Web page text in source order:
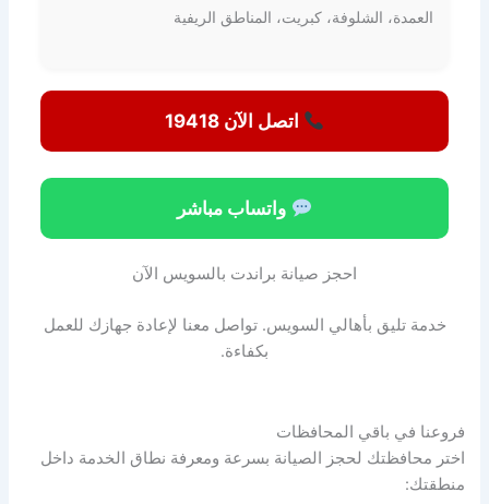
العمدة، الشلوفة، كبريت، المناطق الريفية
اتصل الآن 19418
واتساب مباشر
احجز صيانة براندت بالسويس الآن
خدمة تليق بأهالي السويس. تواصل معنا لإعادة جهازك للعمل
بكفاءة.
فروعنا في باقي المحافظات
اختر محافظتك لحجز الصيانة بسرعة ومعرفة نطاق الخدمة داخل
منطقتك: